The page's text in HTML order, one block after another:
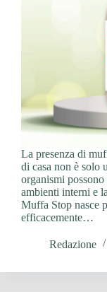
La presenza di
di casa non è solo
organismi
ambienti interni e
Muffa Stop nasce
efficacemente…
Redazione